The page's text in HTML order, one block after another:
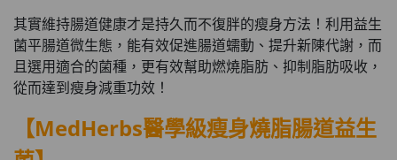
其實維持腸道健康才是持久而不復胖的瘦身方法！利用益生
菌平腸道微生態，能有效促進腸道蠕動、提升新陳代謝，而
且選用適合的菌種，更有效幫助燃燒脂肪、抑制脂肪吸收，
從而達到瘦身減重功效！
【MedHerbs醫學級瘦身燒脂腸道益生